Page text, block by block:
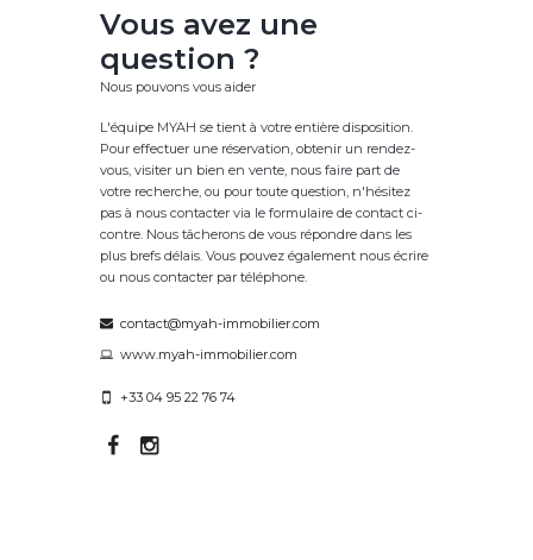
Vous avez une
question ?
Nous pouvons vous aider
L'équipe MYAH se tient à votre entière disposition.
Pour effectuer une réservation, obtenir un rendez-
vous, visiter un bien en vente, nous faire part de
votre recherche, ou pour toute question, n'hésitez
pas à nous contacter via le formulaire de contact ci-
contre. Nous tâcherons de vous répondre dans les
plus brefs délais. Vous pouvez également nous écrire
ou nous contacter par téléphone.
contact@myah-immobilier.com
www.myah-immobilier.com
+33 04 95 22 76 74